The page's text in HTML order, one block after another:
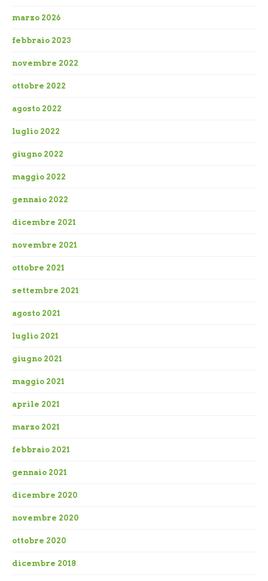
marzo 2026
febbraio 2023
novembre 2022
ottobre 2022
agosto 2022
luglio 2022
giugno 2022
maggio 2022
gennaio 2022
dicembre 2021
novembre 2021
ottobre 2021
settembre 2021
agosto 2021
luglio 2021
giugno 2021
maggio 2021
aprile 2021
marzo 2021
febbraio 2021
gennaio 2021
dicembre 2020
novembre 2020
ottobre 2020
dicembre 2018